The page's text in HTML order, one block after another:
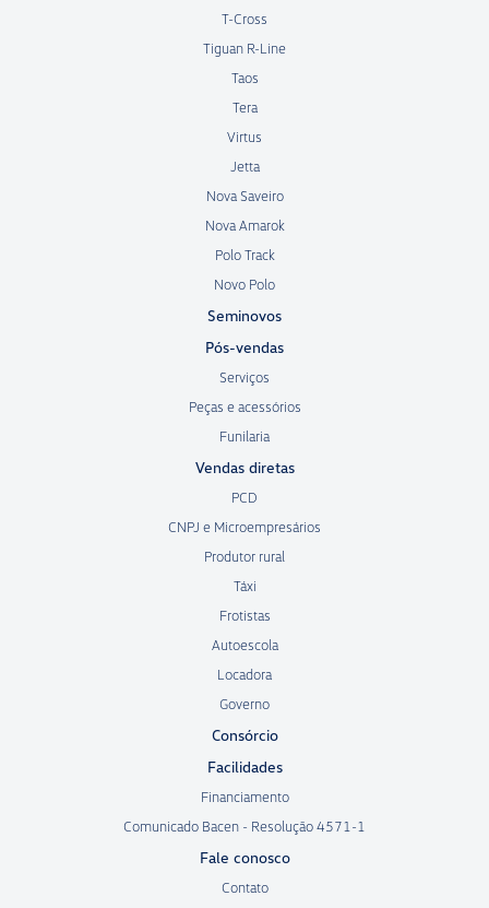
T-Cross
Tiguan R-Line
Taos
Tera
Virtus
Jetta
Nova Saveiro
Nova Amarok
Polo Track
Novo Polo
Seminovos
Pós-vendas
Serviços
Peças e acessórios
Funilaria
Vendas diretas
PCD
CNPJ e Microempresários
Produtor rural
Táxi
Frotistas
Autoescola
Locadora
Governo
Consórcio
Facilidades
Financiamento
Comunicado Bacen - Resolução 4571-1
Fale conosco
Contato